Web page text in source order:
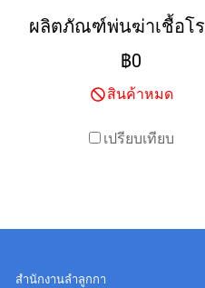
฿0
สินค้าหมด
เปรียบเทียบ
สำนักงานลำลูกกา